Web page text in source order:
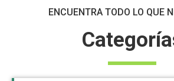
ENCUENTRA TODO LO QUE